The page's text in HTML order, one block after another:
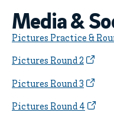
Media &
Pictures Practice &
Pictures Round 2
Pictures Round 3
Pictures Round 4